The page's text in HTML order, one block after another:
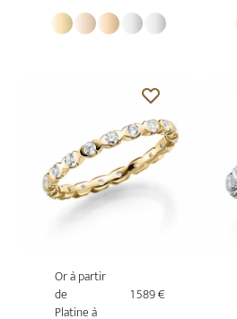
Or à partir
de
1 589 €
Platine à